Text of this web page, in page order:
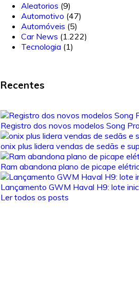
Aleatorios (9)
Automotivo (47)
Automóveis (5)
Car News (1.222)
Tecnologia (1)
Recentes
Registro dos novos modelos Song
onix plus lidera vendas de sedãs e
Ram abandona plano de picape
Lançamento GWM Haval H9: lote
Ler todos os posts